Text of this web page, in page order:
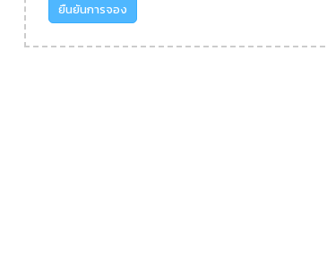
ยืนยันการจอง